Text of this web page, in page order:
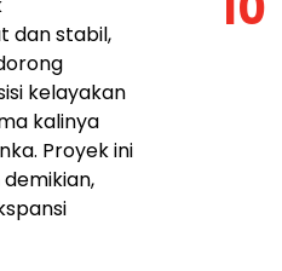
dan stabil,
kelayakan
kalinya
Proyek ini